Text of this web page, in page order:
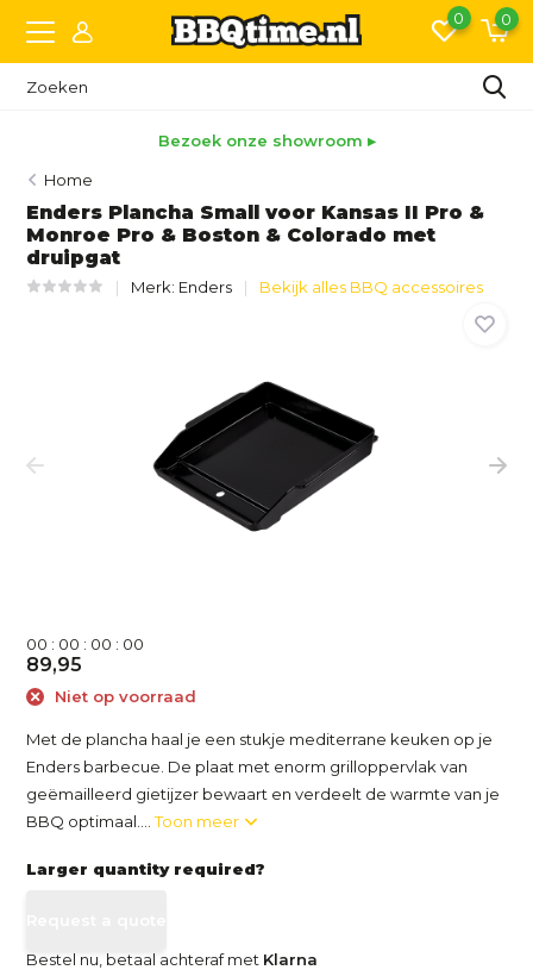
0 0
Bezoek onze showroom ▸
Home
Enders Plancha Small voor Kansas II Pro &
Monroe Pro & Boston & Colorado met
druipgat
Merk: Enders Bekijk alles BBQ accessoires
00 : 00 : 00 : 00
89,95
Niet op voorraad
Met de plancha haal je een stukje mediterrane keuken op je
Enders barbecue. De plaat met enorm grilloppervlak van
geëmailleerd gietijzer bewaart en verdeelt de warmte van je
BBQ optimaal....Toon meer
Larger quantity required?
Bestel nu, betaal achteraf met Klarna